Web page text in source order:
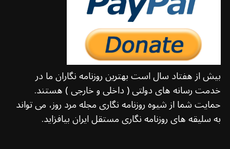
بیش از هفتاد سال است بهترین روزنامه نگاران ما در
خدمت رسانه های دولتی ( داخلی و خارجی ) هستند.
حمایت شما از شیوه روزنامه نگاری مجله مرد روز، می تواند
به سلیقه های روزنامه نگاری مستقل ایران بیافزاید.